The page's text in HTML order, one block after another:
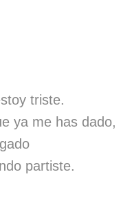
triste.
ya me has dado,
partiste.